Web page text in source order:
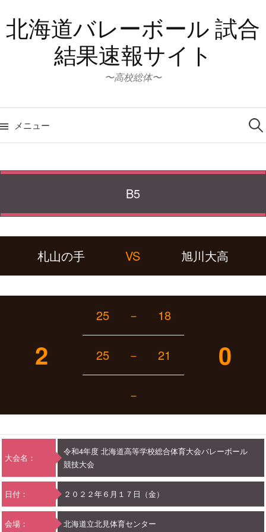
ン
テ北海道バレーボール 試合
結果速報サイト
〜高校総体〜
メニュー
検
索:
B5
札山の手 VS 旭川大高
2
25 － 18
0
25 － 21
－
大会名：
令和4年度 北海道高等学校総合体育大会バレーボール
競技大会
日付： ２０２２年６月１７日（金）
会場： 北海道立北見体育センター